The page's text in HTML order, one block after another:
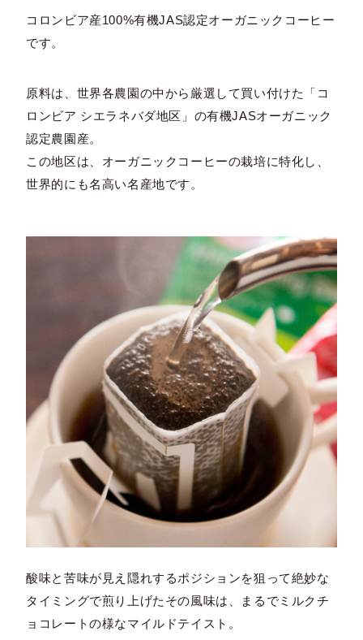
コロンビア産100%有機JAS認定オーガニックコーヒー
です。
原料は、世界各農園の中から厳選して買い付けた「コ
ロンビア シエラネバダ地区」の有機JASオーガニック
認定農園産。
この地区は、オーガニックコーヒーの栽培に特化し、
世界的にも名高い名産地です。
酸味と苦味が見え隠れするポジションを狙って絶妙な
タイミングで煎り上げたその風味は、まるでミルクチ
ョコレートの様なマイルドテイスト。